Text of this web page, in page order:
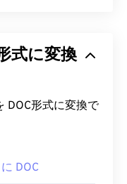
画像は、
。WebP画像は、
ーションで高速に
はどうす
式に変換
DOC形式に変換で
DOC